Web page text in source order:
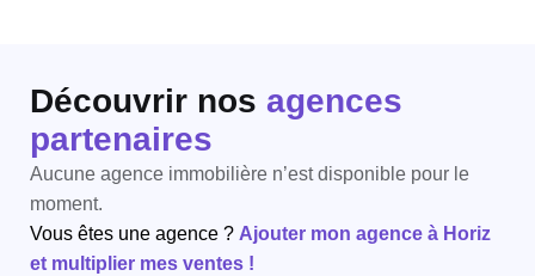
Découvrir nos agences
partenaires
Aucune agence immobilière n’est disponible pour le
moment.
Vous êtes une agence ? Ajouter mon agence à Horiz
et multiplier mes ventes !